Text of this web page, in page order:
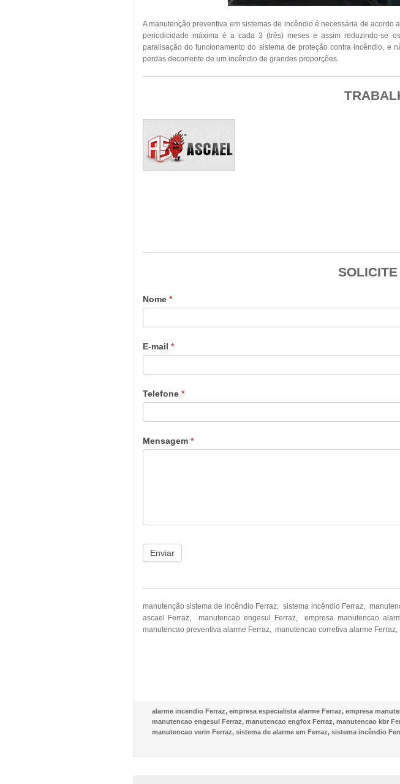
A manutenção preventiva em sistemas de incêndio é necessária de
periodicidade máxima é a cada 3 (três) meses e assim reduzindo-se
paralisação do funcionamento do sistema de proteção contra incêndio, e
perdas decorrente de um incêndio de grandes proporções.
Nome *
E-mail *
Telefone *
Mensagem *
Enviar
manutenção sistema de incêndio Ferraz, sistema incêndio Ferraz,
ascael Ferraz, manutencao engesul Ferraz, empresa manutencao
manutencao preventiva alarme Ferraz, manutencao corretiva alarme
alarme incendio Ferraz, empresa especialista alarme Ferraz, empresa
manutencao engesul Ferraz, manutencao engfox Ferraz, manutencao kbr
manutencao verin Ferraz, sistema de alarme em Ferraz, sistema incêndio